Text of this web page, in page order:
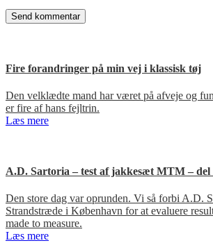
Fire forandringer på min vej i klassisk tøj
Den velklædte mand har været på afveje og
er fire af hans fejltrin.
Læs mere
A.D. Sartoria – test af jakkesæt MTM – del
Den store dag var oprunden. Vi så forbi A.D.
Strandstræde i København for at evaluere
made to measure.
Læs mere